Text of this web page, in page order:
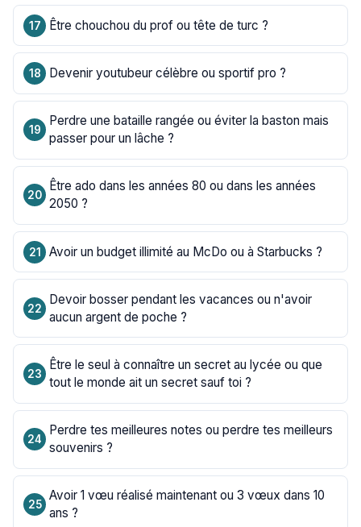
Être chouchou du prof ou tête de turc ?
Devenir youtubeur célèbre ou sportif pro ?
Perdre une bataille rangée ou éviter la baston mais
passer pour un lâche ?
Être ado dans les années 80 ou dans les années
2050 ?
Avoir un budget illimité au McDo ou à Starbucks ?
Devoir bosser pendant les vacances ou n'avoir
aucun argent de poche ?
Être le seul à connaître un secret au lycée ou que
tout le monde ait un secret sauf toi ?
Perdre tes meilleures notes ou perdre tes meilleurs
souvenirs ?
Avoir 1 vœu réalisé maintenant ou 3 vœux dans 10
ans ?